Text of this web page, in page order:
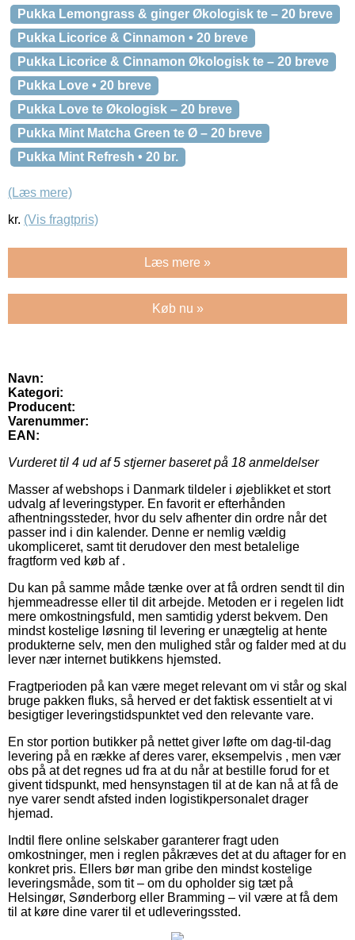
Pukka Lemongrass & ginger Økologisk te – 20 breve
Pukka Licorice & Cinnamon • 20 breve
Pukka Licorice & Cinnamon Økologisk te – 20 breve
Pukka Love • 20 breve
Pukka Love te Økologisk – 20 breve
Pukka Mint Matcha Green te Ø – 20 breve
Pukka Mint Refresh • 20 br.
(Læs mere)
kr. (Vis fragtpris)
Læs mere »
Køb nu »
Navn:
Kategori:
Producent:
Varenummer:
EAN:
Vurderet til 4 ud af 5 stjerner baseret på 18 anmeldelser
Masser af webshops i Danmark tildeler i øjeblikket et stort
udvalg af leveringstyper. En favorit er efterhånden
afhentningssteder, hvor du selv afhenter din ordre når det
passer ind i din kalender. Denne er nemlig vældig
ukompliceret, samt tit derudover den mest betalelige
fragtform ved køb af .
Du kan på samme måde tænke over at få ordren sendt til din
hjemmeadresse eller til dit arbejde. Metoden er i regelen lidt
mere omkostningsfuld, men samtidig yderst bekvem. Den
mindst kostelige løsning til levering er unægtelig at hente
produkterne selv, men den mulighed står og falder med at du
lever nær internet butikkens hjemsted.
Fragtperioden på kan være meget relevant om vi står og skal
bruge pakken fluks, så herved er det faktisk essentielt at vi
besigtiger leveringstidspunktet ved den relevante vare.
En stor portion butikker på nettet giver løfte om dag-til-dag
levering på en række af deres varer, eksempelvis , men vær
obs på at det regnes ud fra at du når at bestille forud for et
givent tidspunkt, med hensynstagen til at de kan nå at få de
nye varer sendt afsted inden logistikpersonalet drager
hjemad.
Indtil flere online selskaber garanterer fragt uden
omkostninger, men i reglen påkræves det at du aftager for en
konkret pris. Ellers bør man gribe den mindst kostelige
leveringsmåde, som tit – om du opholder sig tæt på
Helsingør, Sønderborg eller Bramming – vil være at få dem
til at køre dine varer til et udleveringssted.